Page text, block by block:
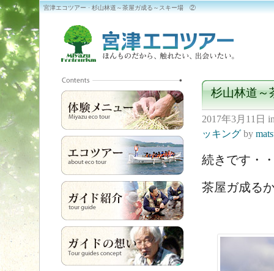
宮津エコツアー · 杉山林道～茶屋ガ成る～スキー場 ②
杉山林道
2017年3月11日
ッキング by
続きです・
茶屋ガ成る